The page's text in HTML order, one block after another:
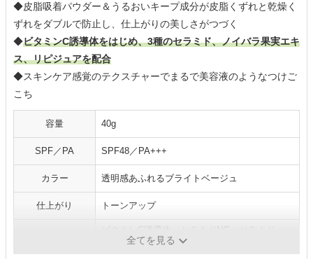
◆皮脂吸着パウダー＆うるおいキープ成分が皮脂くずれと乾燥く
ずれをダブルで防止し、仕上がりの美しさがつづく
◆ビタミンC誘導体をはじめ、3種のセラミド、ノイバラ果実エキ
ス、リピジュアを配合
◆スキンケア感覚のテクスチャーでまるで美容液のようなつけご
こち
容量 40g
SPF／PA SPF48／PA+++
カラー 透明感あふれるブライトベージュ
仕上がり トーンアップ
NP、セラミドAPなど
全てを見る